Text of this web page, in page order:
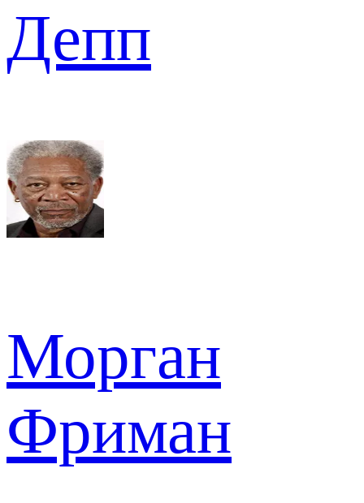
Депп
Морган
Фриман